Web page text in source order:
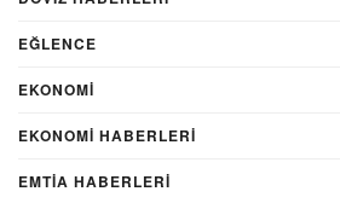
EĞLENCE
EKONOMİ
EKONOMI HABERLERI
EMTIA HABERLERI